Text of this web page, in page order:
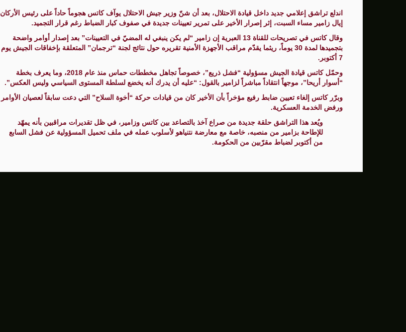
"وول ستريت" ترتفع بدعم آمال التهدئة في الشرق الأوسط
سنتكوم: إعادة توجيه 48 سفينة تجارية ضمن حصار إيران
زامير: أضعفنا حماس بشكل كبير وغيّرنا الوضع الأمنيّ وعملياتنا الاستباقية مستمرة
الوفد الأمريكي يطلب تعليق المفاوضات الثلاثية لإجراء مشاورات خاصة
بشارة مرجية - مصور ومونتير فيلم الانتفاضة المغيبة
اندلع تراشق إعلامي جديد داخل قيادة الاحتلال، بعد أن شنّ وزير جيش الاحتلال يوآف كاتس هجوماً حاداً على رئيس الأركان
إيال زامير مساء السبت، إثر إصرار الأخير على تمرير تعيينات جديدة في صفوف كبار الضباط رغم قرار التجميد.
وقال كاتس في تصريحات للقناة 13 العبرية إن زامير “لم يكن ينبغي له المضيّ في التعيينات” بعد إصدار أوامر واضحة
بتجميدها لمدة 30 يوماً، ريثما يقدّم مراقب الأجهزة الأمنية تقريره حول نتائج لجنة “ترجمان” المتعلقة بإخفاقات الجيش يوم
7 أكتوبر.
وحمّل كاتس قيادة الجيش مسؤولية “فشل ذريع”، خصوصاً تجاهل مخططات حماس منذ عام 2018، وما يعرف بخطة
“أسوار أريحا”، موجهاً انتقاداً مباشراً لزامير بالقول: “عليه أن يدرك أنه يخضع لسلطة المستوى السياسي وليس العكس”.
وبرّر كاتس إلغاء تعيين ضابط رفيع مؤخراً بأن الأخير كان من قيادات حركة “أخوة السلاح” التي دعت سابقاً لعصيان الأوامر
ورفض الخدمة العسكرية.
ويُعد هذا التراشق حلقة جديدة من صراع آخذ بالتصاعد بين كاتس وزامير، في ظل تقديرات مراقبين بأنه يمهّد
للإطاحة بزامير من منصبه، خاصة مع معارضة نتنياهو لأسلوب عمله في ملف تحميل المسؤولية عن فشل السابع
من أكتوبر لضباط مقرّبين من الحكومة.